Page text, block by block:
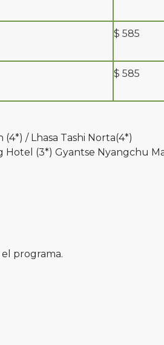
$ 585
$ 585
/ Lhasa Tashi Norta(4*)
(3*) Gyantse Nyangchu
programa.